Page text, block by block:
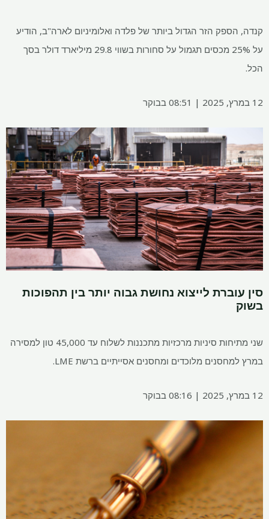
קנדה, הספק הזר הגדול ביותר של פלדה ואלומיניום לארה"ב, הודיע ​​
על 25% מכסים תגמול על סחורות בשווי 29.8 מיליארד דולר בסך
הכל.
12 במרץ, 2025 | 08:51 בבוקר
סין עוברת לייצוא נחושת גבוה יותר בין תהפוכות
בשוק
שני מתיחות סיניות מרכזיות מתכננות לשלוח עד 45,000 טון למסירה
במרץ למחסנים מלוכדים ומחסנים אסייתיים ברשת LME.
12 במרץ, 2025 | 08:16 בבוקר